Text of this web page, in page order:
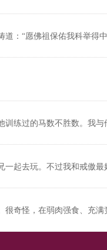
：“愿佛祖保佑我科举得
练过的马数不胜数。我与
起去玩。不过我和戒傲
奇怪，在弱肉强食、充